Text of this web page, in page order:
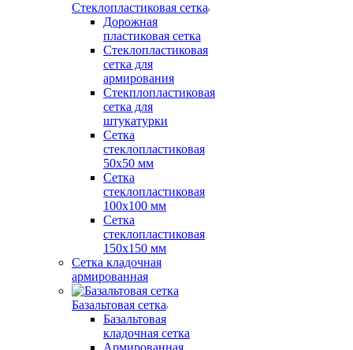
Стеклопластиковая сетка
Дорожная
пластиковая сетка
Стеклопластиковая
сетка для
армирования
Стекплопластиковая
сетка для
штукатурки
Сетка
стеклопластиковая
50x50 мм
Сетка
стеклопластиковая
100x100 мм
Сетка
стеклопластиковая
150x150 мм
Сетка кладочная
армированная
Базальтовая сетка
Базальтовая
кладочная сетка
Армированная